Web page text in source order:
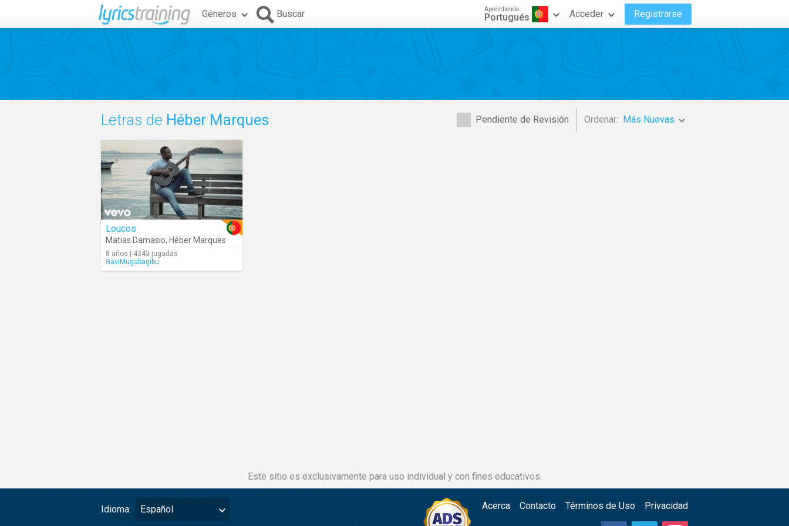
Géneros Buscar Aprendiendo
Portugués Acceder Registrarse
Pendiente de Revisión Ordenar: Más Nuevas
Letras de Héber Marques
Loucos
Matias Damasio, Héber Marques
8 años | 4343 jugadas
GaviMugabagibu
Este sitio es exclusivamente para uso individual y con fines educativos.
Idioma: Español Acerca Contacto Términos de Uso Privacidad